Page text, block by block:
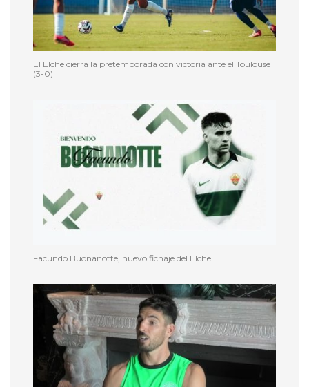
El Elche cierra la pretemporada con victoria ante el Toulouse
(3-0)
Facundo Buonanotte, nuevo fichaje del Elche